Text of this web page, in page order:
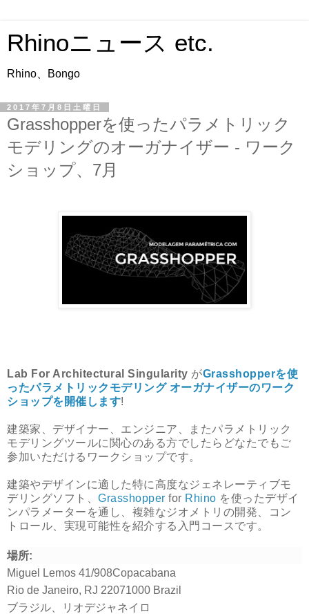
Rhinoニュース etc.
Rhino、Bongo
2017年7月8日土曜日
Grasshopperを使ったパラメトリック
モデリングのオーガナイザー - ワーク
ショップ、7月
Lab For Architectural Singularity がGrasshopperを使
ったパラメトリックモデリング オーガナイザーのワーク
ショップを開催します!
建築家、デザイナー、エンジニア、またパラメトリック
モデリングツールに関心のある方でしたらどなたでもご
参加いただけるワークショップです。
建築やデザインに適した特に高度なジェネレーティブモ
デリングソフト、 Grasshopper for Rhino を使ったデザイ
ンパラメーターを通し、複雑なジオメトリの開発、コン
トロール、実現可能性を紹介する入門コースです。
場所:
Miguel Lemos 41/908Copacabana
Rio de Janeiro, RJ 22071000 Brazil
ブラジル、リオデジャネイロ